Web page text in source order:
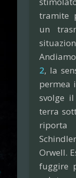
tramite
un
2, la
permea
svolge
terra
Orwell.
fuggire